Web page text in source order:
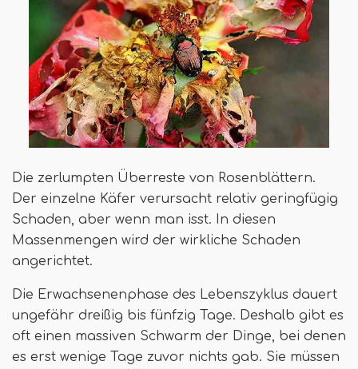
Die zerlumpten Überreste von Rosenblättern.
Der einzelne Käfer verursacht relativ geringfügig
Schaden, aber wenn man isst. In diesen
Massenmengen wird der wirkliche Schaden
angerichtet.
Die Erwachsenenphase des Lebenszyklus dauert
ungefähr dreißig bis fünfzig Tage. Deshalb gibt es
oft einen massiven Schwarm der Dinge, bei denen
es erst wenige Tage zuvor nichts gab. Sie müssen